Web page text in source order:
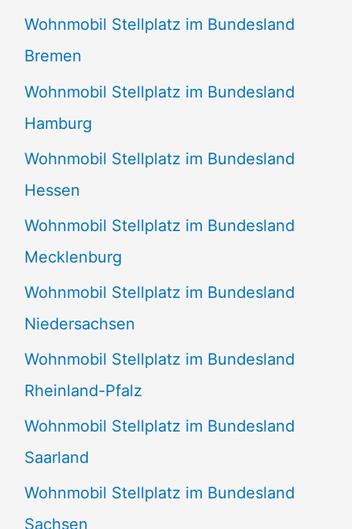
Wohnmobil Stellplatz im Bundesland
Bremen
Wohnmobil Stellplatz im Bundesland
Hamburg
Wohnmobil Stellplatz im Bundesland
Hessen
Wohnmobil Stellplatz im Bundesland
Mecklenburg
Wohnmobil Stellplatz im Bundesland
Niedersachsen
Wohnmobil Stellplatz im Bundesland
Rheinland-Pfalz
Wohnmobil Stellplatz im Bundesland
Saarland
Wohnmobil Stellplatz im Bundesland
Sachsen